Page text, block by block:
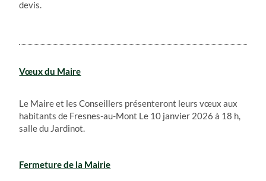
devis.
Vœux du Maire
Le Maire et les Conseillers présenteront leurs vœux aux
habitants de Fresnes-au-Mont Le 10 janvier 2026 à 18 h,
salle du Jardinot.
Fermeture de la Mairie